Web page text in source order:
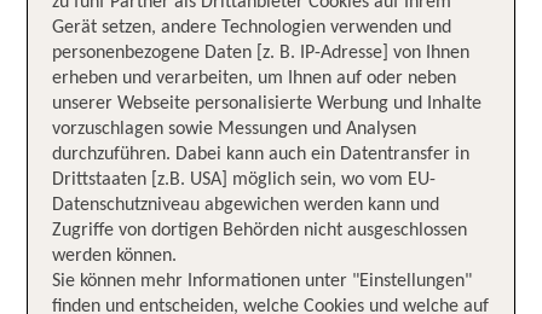
Gerät setzen, andere Technologien verwenden und
personenbezogene Daten [z. B. IP-Adresse] von Ihnen
erheben und verarbeiten, um Ihnen auf oder neben
unserer Webseite personalisierte Werbung und Inhalte
vorzuschlagen sowie Messungen und Analysen
durchzuführen. Dabei kann auch ein Datentransfer in
Drittstaaten [z.B. USA] möglich sein, wo vom EU-
Datenschutzniveau abgewichen werden kann und
Zugriffe von dortigen Behörden nicht ausgeschlossen
werden können.
Sie können mehr Informationen unter "Einstellungen"
finden und entscheiden, welche Cookies und welche auf